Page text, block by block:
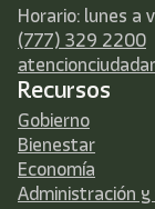
Horario: lunes a
(777) 329 2200
Recursos
Gobierno
Bienestar
Economía
Administración